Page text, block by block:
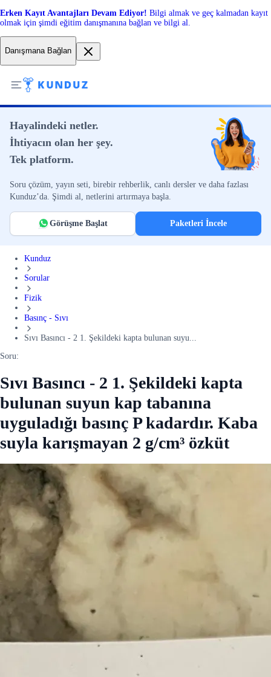
Erken Kayıt Avantajları Devam Ediyor! Bilgi almak ve geç kalmadan kayıt
olmak için şimdi eğitim danışmanına bağlan ve bilgi al.
Danışmana Bağlan
Hayalindeki netler.
İhtiyacın olan her şey.
Tek platform.
Soru çözüm, yayın seti, birebir rehberlik, canlı dersler ve daha fazlası
Kunduz’da. Şimdi al, netlerini artırmaya başla.
Görüşme Başlat Paketleri İncele
Kunduz
Sorular
Fizik
Basınç - Sıvı
Sıvı Basıncı - 2 1. Şekildeki kapta bulunan suyu...
Soru:
Sıvı Basıncı - 2 1. Şekildeki kapta
bulunan suyun kap tabanına
uyguladığı basınç P kadardır. Kaba
suyla karışmayan 2 g/cm³ özküt